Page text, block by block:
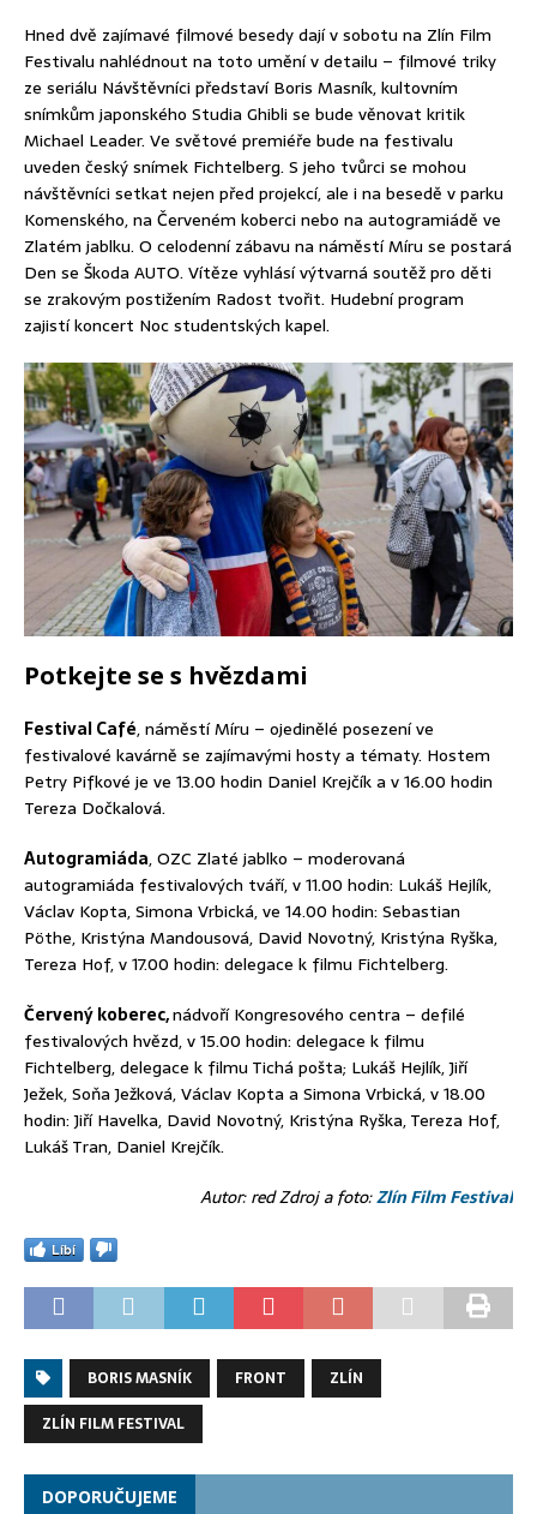
Hned dvě zajímavé filmové besedy dají v sobotu na Zlín Film
Festivalu nahlédnout na toto umění v detailu – filmové triky
ze seriálu Návštěvníci představí Boris Masník, kultovním
snímkům japonského Studia Ghibli se bude věnovat kritik
Michael Leader. Ve světové premiéře bude na festivalu
uveden český snímek Fichtelberg. S jeho tvůrci se mohou
návštěvníci setkat nejen před projekcí, ale i na besedě v parku
Komenského, na Červeném koberci nebo na autogramiádě ve
Zlatém jablku. O celodenní zábavu na náměstí Míru se postará
Den se Škoda AUTO. Vítěze vyhlásí výtvarná soutěž pro děti
se zrakovým postižením Radost tvořit. Hudební program
zajistí koncert Noc studentských kapel.
Potkejte se s hvězdami
Festival Café, náměstí Míru – ojedinělé posezení ve
festivalové kavárně se zajímavými hosty a tématy. Hostem
Petry Pifkové je ve 13.00 hodin Daniel Krejčík a v 16.00 hodin
Tereza Dočkalová.
Autogramiáda, OZC Zlaté jablko – moderovaná
autogramiáda festivalových tváří, v 11.00 hodin: Lukáš Hejlík,
Václav Kopta, Simona Vrbická, ve 14.00 hodin: Sebastian
Pöthe, Kristýna Mandousová, David Novotný, Kristýna Ryška,
Tereza Hof, v 17.00 hodin: delegace k filmu Fichtelberg.
Červený koberec,nádvoří Kongresového centra – defilé
festivalových hvězd, v 15.00 hodin: delegace k filmu
Fichtelberg, delegace k filmu Tichá pošta; Lukáš Hejlík, Jiří
Ježek, Soňa Ježková, Václav Kopta a Simona Vrbická, v 18.00
hodin: Jiří Havelka, David Novotný, Kristýna Ryška, Tereza Hof,
Lukáš Tran, Daniel Krejčík.
Autor: red Zdroj a foto:Zlín Film Festival
Líbí
BORIS MASNÍK FRONT
ZLÍN
ZLÍN FILM FESTIVAL
DOPORUČUJEME